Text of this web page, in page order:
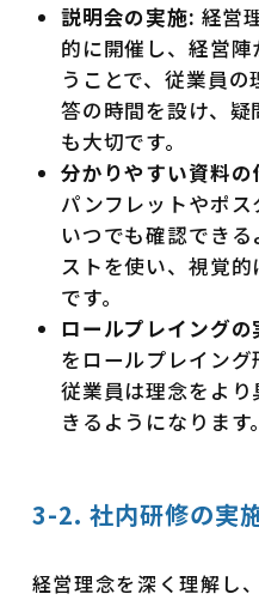
説明会の実施: 経営
的に開催し、経営
うことで、従業員
答の時間を設け、
も大切です。
分かりやすい資料の
パンフレットやポ
いつでも確認でき
ストを使い、視覚
です。
ロールプレイングの
をロールプレイング
従業員は理念をよ
きるようになります。
3-2. 社内研修の実
経営理念を深く理解し